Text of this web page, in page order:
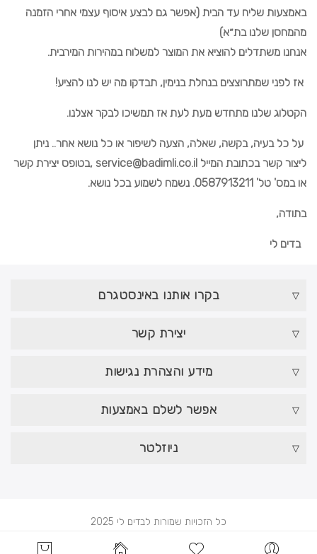
באמצעות שליח עד הבית (אפשר גם לבצע איסוף עצמי אחרי הזמנה
מהמחסן שלנו בת״א)
אנחנו משתדלים להוציא את המוצר למשלוח במהירות המירבית.
אז לפני שמתרוצצים בנחלת בנימין, תבדקו מה יש לנו להציע!
הקטלוג שלנו מתחדש מעת לעת אז תמשיכו לבקר אצלנו.
על כל בעיה, בקשה, שאלה, הצעה לשיפור או כל נושא אחר.. ניתן
ליצור קשר בכתובת המייל service@badimli.co.il ,בטופס יצירת קשר
או במס' טל' 0587913211. נשמח לשמוע בכל נושא.
בתודה,
בדים לי
בקרו אותנו באינסטגרם
יצירת קשר
מידע והצהרת נגישות
אפשר לשלם באמצעות
ניוזלטר
כל הזכויות שמורות לבדים לי 2025